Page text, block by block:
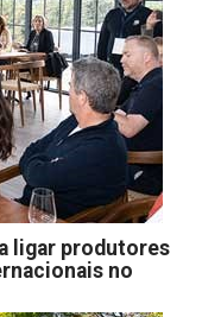
ligar produtores
no